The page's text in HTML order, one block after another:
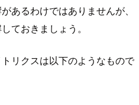
あるわけではありませんが、
ておきましょう。
リクスは以下のようなもので